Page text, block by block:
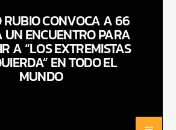
ROMÁNTICAS
6:00 AM
RUBIO CONVOCA A 66
UN ENCUENTRO PARA
A “LOS EXTREMISTAS
EN TODO EL
MUNDO